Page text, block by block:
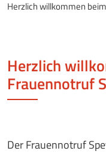
Herzlich willkommen
Herzlich
Frauennotruf
Der Frauennotruf